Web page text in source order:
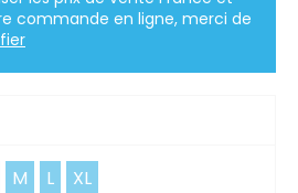
commande en ligne, merci de
M L XL